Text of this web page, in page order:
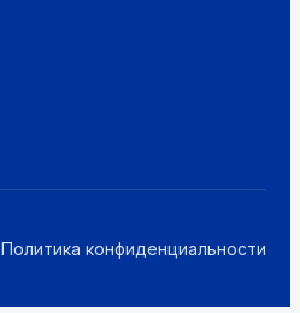
Политика конфиденциальности